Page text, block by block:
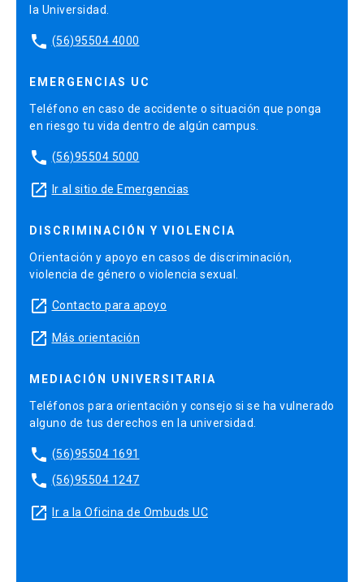
la Universidad.
phone (56)95504 4000
EMERGENCIAS UC
Teléfono en caso de accidente o situación que ponga
en riesgo tu vida dentro de algún campus.
phone (56)95504 5000
launch Ir al sitio de Emergencias
DISCRIMINACIÓN Y VIOLENCIA
Orientación y apoyo en casos de discriminación,
violencia de género o violencia sexual.
launch Contacto para apoyo
launch Más orientación
MEDIACIÓN UNIVERSITARIA
Teléfonos para orientación y consejo si se ha vulnerado
alguno de tus derechos en la universidad.
phone (56)95504 1691
phone (56)95504 1247
launch Ir a la Oficina de Ombuds UC